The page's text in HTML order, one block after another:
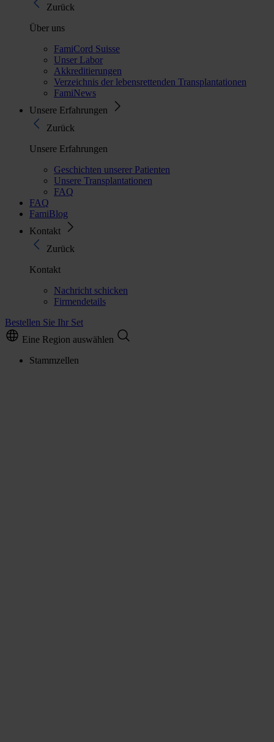
Zurück
Über uns
FamiCord Suisse
Unser Labor
Akkreditierungen
Verzeichnis der lebensrettenden Transplantationen
FamiNews
Unsere Erfahrungen
Zurück
Unsere Erfahrungen
Geschichten unserer Patienten
Unsere Transplantationen
FAQ
FAQ
FamiBlog
Kontakt
Zurück
Kontakt
Nachricht schicken
Firmendetails
Bestellen Sie Ihr Set
Eine Region auswählen
Stammzellen